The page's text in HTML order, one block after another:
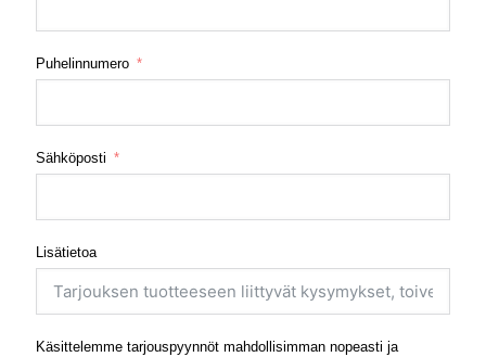
Puhelinnumero
Sähköposti
Lisätietoa
Käsittelemme tarjouspyynnöt mahdollisimman nopeasti ja